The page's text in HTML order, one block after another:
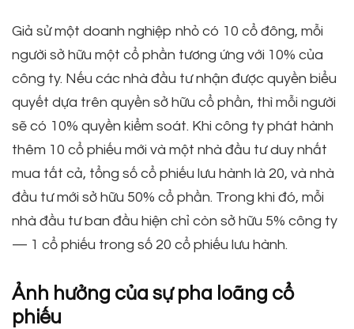
Giả sử một doanh nghiệp nhỏ có 10 cổ đông, mỗi
người sở hữu một cổ phần tương ứng với 10% của
công ty. Nếu các nhà đầu tư nhận được quyền biểu
quyết dựa trên quyền sở hữu cổ phần, thì mỗi người
sẽ có 10% quyền kiểm soát. Khi công ty phát hành
thêm 10 cổ phiếu mới và một nhà đầu tư duy nhất
mua tất cả, tổng số cổ phiếu lưu hành là 20, và nhà
đầu tư mới sở hữu 50% cổ phần. Trong khi đó, mỗi
nhà đầu tư ban đầu hiện chỉ còn sở hữu 5% công ty
— 1 cổ phiếu trong số 20 cổ phiếu lưu hành.
Ảnh hưởng của sự pha loãng cổ
phiếu